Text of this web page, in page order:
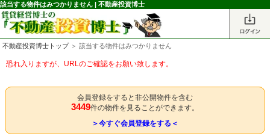
該当する物件はみつかりません | 不動産投資博士
不動産投資博士トップ＞ 該当する物件はみつかりません
恐れ入りますが、URLのご確認をお願い致します。
会員登録をすると非公開物件を含む
3449件の物件を見ることができます。
＞今すぐ会員登録をする＜